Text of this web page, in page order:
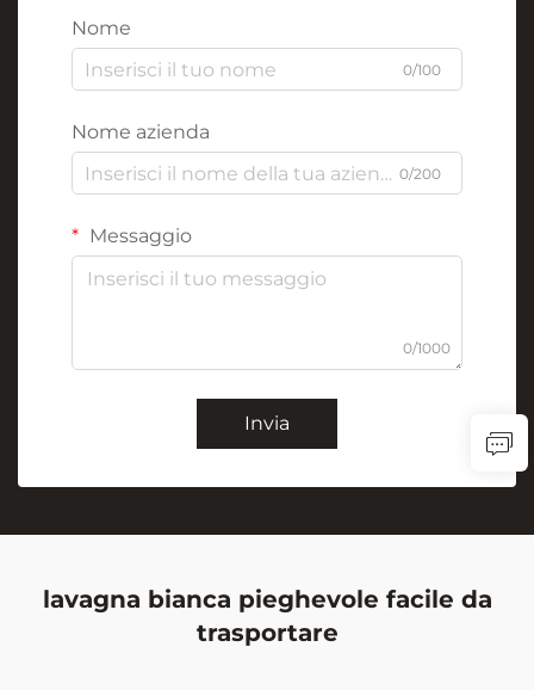
Nome
0/100
Nome azienda
0/200
Messaggio
0/1000
Invia
lavagna bianca pieghevole facile da
trasportare